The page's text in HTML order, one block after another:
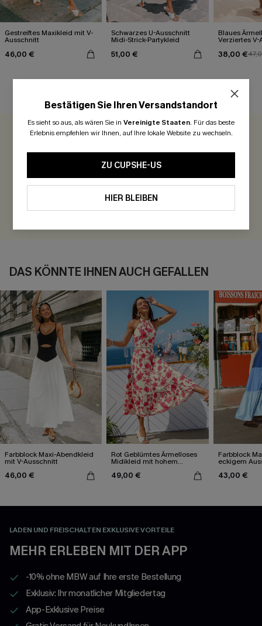
Gestreiftes Maxikleid mit V-
Ausschnitt
46,00 €
Schwarzes U-Ausschnitt
Midi-Strick-Partykleid
51,00 €
Blaues
Verziertes
38,00 €
KUNDENBEWERTUNGEN
Seien Sie der Erste, der bewertet
300 Punkte für Ihre Bewertung!
BEWERTEN
DAS KÖNNTE IHNEN AUCH GEFALLEN
Farbblock Maxi-Abendkleid
mit V-Ausschnitt
46,00 €
Rot Geblümtes Ärmelloses
Midikleid mit hohem
49,00 €
Farbblock
eckigem
43,00 €
LADEN UND FREISCHALTEN EXKLUSIVE VORTEILE
MEHR ERLEBEN MIT DER APP
-10% ohne MBW auf Ihre erste Bestellung
Exklusiv: Ihr monatlicher Mitgliedertag
App-Exklusive Preise
Bestätigen Sie Ihren Versandstandort
Es sieht so aus, als wären Sie in Vereinigte Staaten. Für das beste
Erlebnis empfehlen wir Ihnen, auf Ihre lokale Website zu wechseln.
ZU CUPSHE-US
HIER BLEIBEN